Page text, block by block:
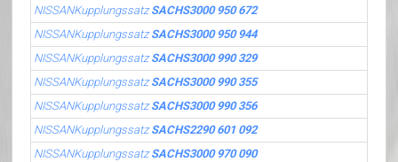
NISSANKupplungssatzSACHS3000 950 672
NISSANKupplungssatzSACHS3000 950 944
NISSANKupplungssatzSACHS3000 990 329
NISSANKupplungssatzSACHS3000 990 355
NISSANKupplungssatzSACHS3000 990 356
NISSANKupplungssatzSACHS2290 601 092
NISSANKupplungssatzSACHS3000 970 090